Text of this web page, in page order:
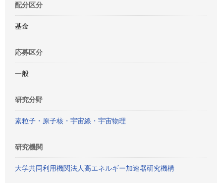
配分区分
基金
応募区分
一般
研究分野
素粒子・原子核・宇宙線・宇宙物理
研究機関
大学共同利用機関法人高エネルギー加速器研究機構